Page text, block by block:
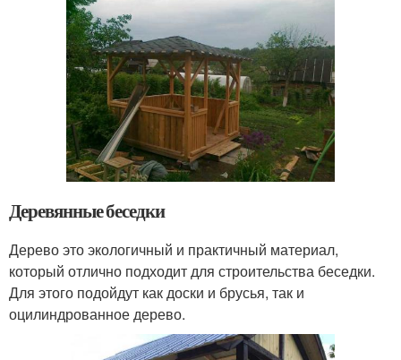
Деревянные беседки
Дерево это экологичный и практичный материал,
который отлично подходит для строительства беседки.
Для этого подойдут как доски и брусья, так и
оцилиндрованное дерево.